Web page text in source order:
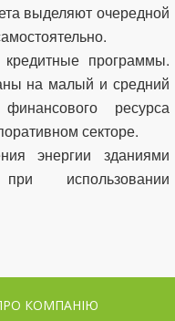
выделяют очередной
программы.
на малый и средний
ресурса
секторе.
энергии зданиями
использовании
КОМПАНІЮ